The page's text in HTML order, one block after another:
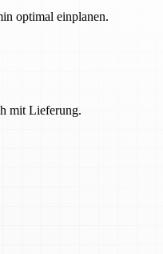
optimal einplanen.
mit Lieferung.